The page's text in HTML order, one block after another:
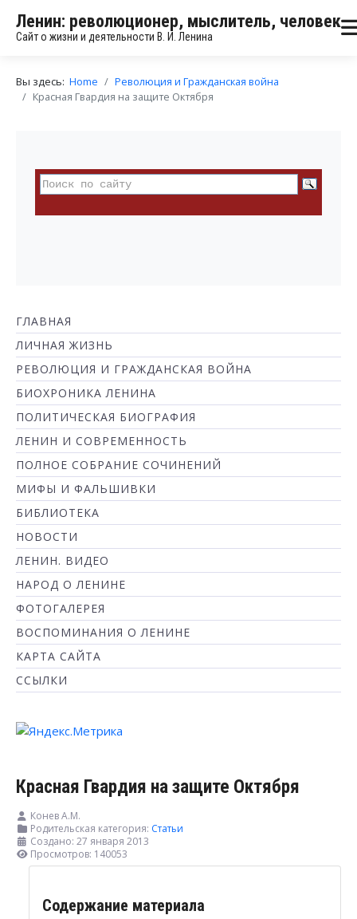
Ленин: революционер, мыслитель, человек
Сайт о жизни и деятельности В. И. Ленина
Вы здесь: Home
Революция и Гражданская война
Красная Гвардия на защите Октября
ГЛАВНАЯ
ЛИЧНАЯ ЖИЗНЬ
РЕВОЛЮЦИЯ И ГРАЖДАНСКАЯ ВОЙНА
БИОХРОНИКА ЛЕНИНА
ПОЛИТИЧЕСКАЯ БИОГРАФИЯ
ЛЕНИН И СОВРЕМЕННОСТЬ
ПОЛНОЕ СОБРАНИЕ СОЧИНЕНИЙ
МИФЫ И ФАЛЬШИВКИ
БИБЛИОТЕКА
НОВОСТИ
ЛЕНИН. ВИДЕО
НАРОД О ЛЕНИНЕ
ФОТОГАЛЕРЕЯ
ВОСПОМИНАНИЯ О ЛЕНИНЕ
КАРТА САЙТА
ССЫЛКИ
Красная Гвардия на защите Октября
Конев А.М.
Родительская категория: Статьи
Создано: 27 января 2013
Просмотров: 140053
Содержание материала